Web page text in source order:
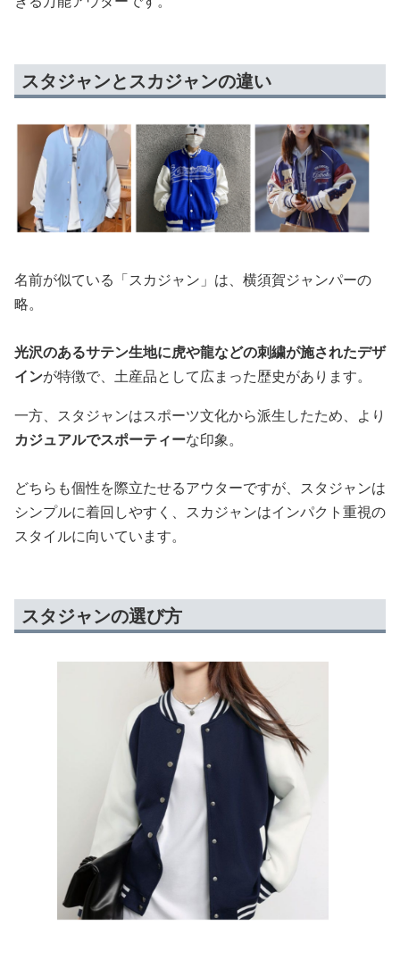
スタジャンとスカジャンの違い
名前が似ている「スカジャン」は、横須賀ジャンパーの
略。
光沢のあるサテン生地に虎や龍などの刺繍が施されたデザ
インが特徴で、土産品として広まった歴史があります。
一方、スタジャンはスポーツ文化から派生したため、より
カジュアルでスポーティーな印象。
どちらも個性を際立たせるアウターですが、スタジャンは
シンプルに着回しやすく、スカジャンはインパクト重視の
スタイルに向いています。
スタジャンの選び方